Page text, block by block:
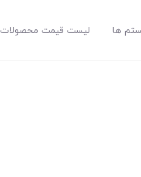
ها لیست قیمت محصولات